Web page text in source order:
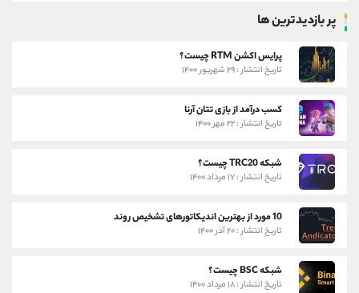
پر بازدیدترین ها
پرایس اکشن RTM چیست؟
تاریخ انتشار : ۲۹ شهریور ۱۴۰۰
کسب درآمد از بازی تتان آرنا
تاریخ انتشار : ۲۲ مهر ۱۴۰۰
شبکه TRC20 چیست؟
تاریخ انتشار : ۱۷ مرداد ۱۴۰۰
10 مورد از بهترین اندیکاتورهای تشخیص روند
تاریخ انتشار : ۲۰ آذر ۱۴۰۰
شبکه BSC چیست؟
تاریخ انتشار : ۱۸ مرداد ۱۴۰۰